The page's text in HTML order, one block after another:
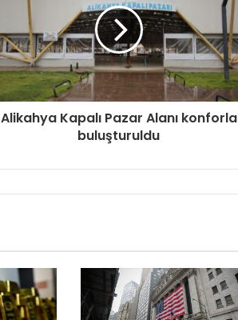
Alikahya Kapalı Pazar Alanı konforla
buluşturuldu